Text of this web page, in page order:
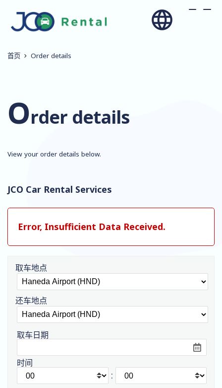
首页 Order details
Order details
View your order details below.
JCO Car Rental Services
Error, Insufficient Data Received.
取车地点
还车地点
取车日期
时间
: